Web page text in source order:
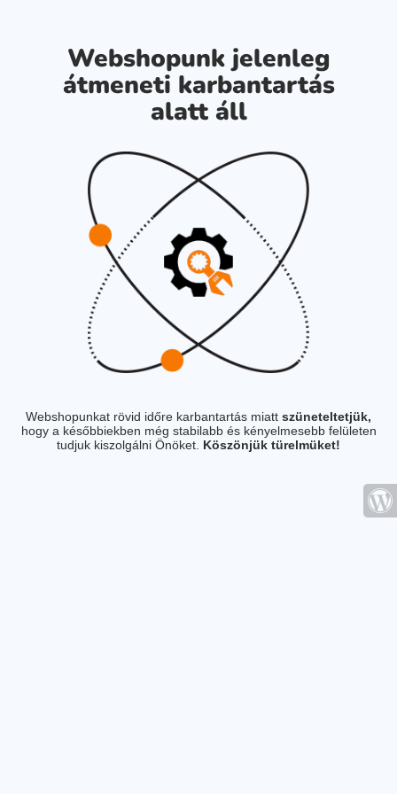
Webshopunk jelenleg
átmeneti karbantartás
alatt áll
Webshopunkat rövid időre karbantartás miatt szüneteltetjük,
hogy a későbbiekben még stabilabb és kényelmesebb felületen
tudjuk kiszolgálni Önöket. Köszönjük türelmüket!